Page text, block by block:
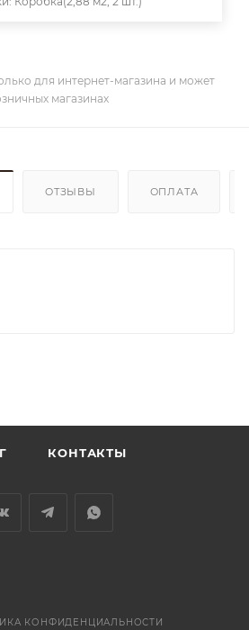
для интернет-магазина и может
магазинах
ОТЗЫВЫ ОПЛАТА
КОНТАКТЫ
КОНФИДЕНЦИАЛЬНОСТИ